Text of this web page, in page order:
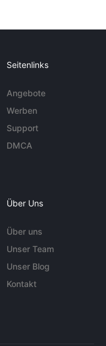
Seitenlinks
Angebote
Werben
Support
DMCA
Über Uns
Über uns
Unser Team
Unser Blog
Kontakt